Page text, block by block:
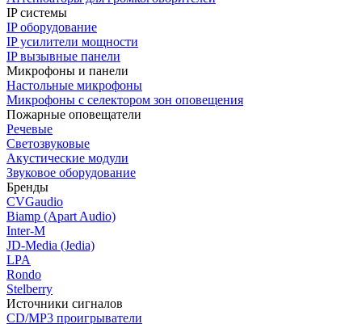
IP системы
IP оборудование
IP усилители мощности
IP вызывные панели
Микрофоны и панели
Настольные микрофоны
Микрофоны с селектором зон оповещения
Пожарные оповещатели
Речевые
Светозвуковые
Акустические модули
Звуковое оборудование
Бренды
CVGaudio
Biamp (Apart Audio)
Inter-M
JD-Media (Jedia)
LPA
Rondo
Stelberry
Источники сигналов
CD/MP3 проигрыватели